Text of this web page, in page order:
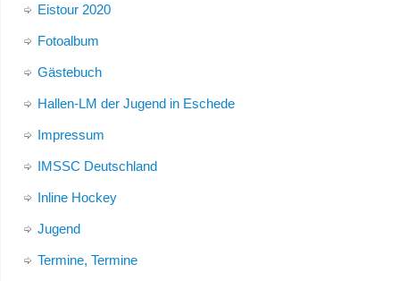
Eistour 2020
Fotoalbum
Gästebuch
Hallen-LM der Jugend in Eschede
Impressum
IMSSC Deutschland
Inline Hockey
Jugend
Termine, Termine